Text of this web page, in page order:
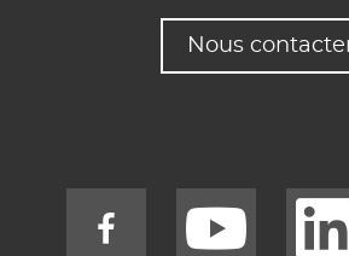
Nous